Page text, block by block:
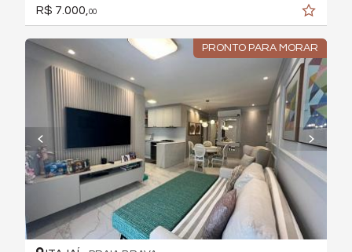
R$ 7.000, 00
PRONTO PARA MORAR